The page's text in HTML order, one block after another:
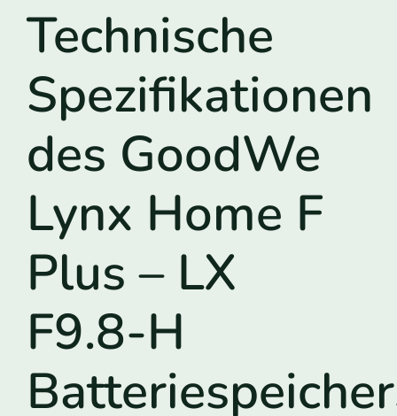
Technische
Spezifikationen
des GoodWe
Lynx Home F
Plus – LX
F9.8-H